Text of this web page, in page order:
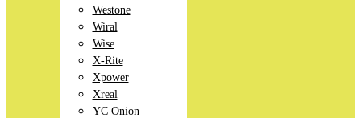
Westone
Wiral
Wise
X-Rite
Xpower
Xreal
YC Onion